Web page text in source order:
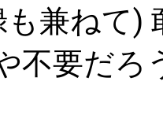
も兼ねて)
不要だろ